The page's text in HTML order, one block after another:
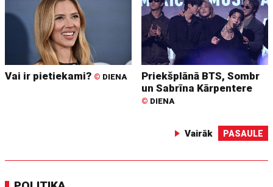
Vai ir pietiekami? © DIENA
Priekšplānā BTS, Sombr
un Sabrīna Kārpentere
© DIENA
Vairāk PASAULE